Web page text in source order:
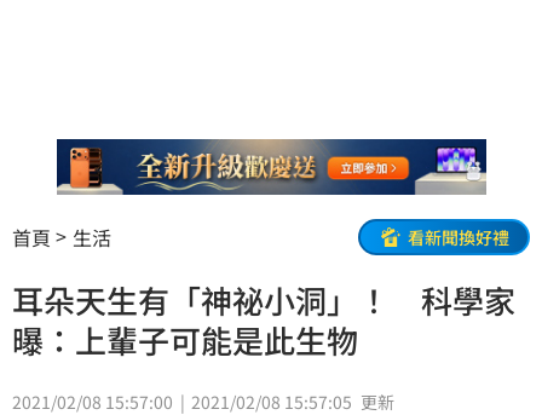
首頁 生活 看新聞換好禮
耳朵天生有「神祕小洞」！ 科學家
曝：上輩子可能是此生物
2021/02/08 15:57:00 2021/02/08 15:57:05 更新